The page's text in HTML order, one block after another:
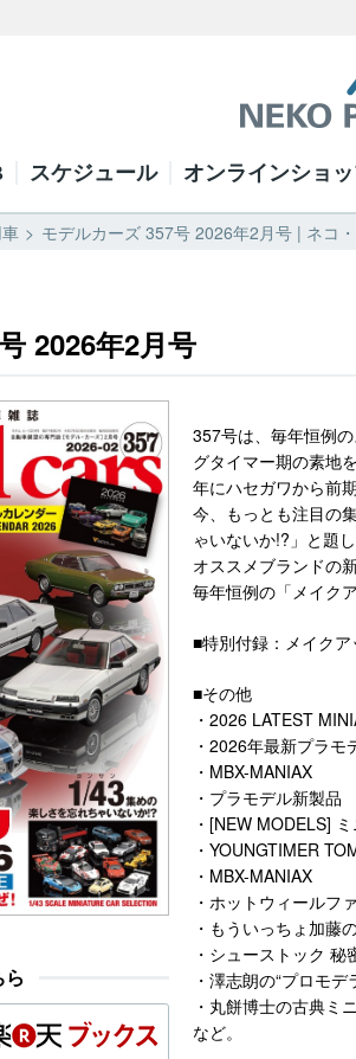
スケジュール オンラインショ
モデルカーズ 357号 2026年2月号 | ネコ
2026年2月号
357号は、毎年恒例
グタイマー期の素地
年にハセガワから前
今、もっとも注目の
ゃいないか!?」と題
オススメブランドの
毎年恒例の「メイク
■特別付録：メイク
■その他
・2026 LATEST
・2026年最新プラモ
・MBX-MANIAX
・プラモデル新製品
・[NEW MODELS]
・YOUNGTIMER
・MBX-MANIAX
・ホットウィールフ
・もういっちょ加藤
・シューストック 秘
・澤志朗の“プロモ
・丸餅博士の古典ミ
など。